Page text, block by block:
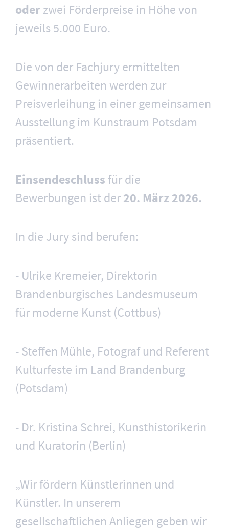
oderzwei Förderpreise in Höhe von
jeweils 5.000 Euro.
Die von der Fachjury ermittelten
Gewinnerarbeiten werden zur
Preisverleihung in einer gemeinsamen
Ausstellung im Kunstraum Potsdam
präsentiert.
Einsendeschluss für die
Bewerbungen ist der20. März 2026.
In die Jury sind berufen:
- Ulrike Kremeier, Direktorin
Brandenburgisches Landesmuseum
für moderne Kunst (Cottbus)
- Steffen Mühle, Fotograf und Referent
Kulturfeste im Land Brandenburg
(Potsdam)
- Dr. Kristina Schrei, Kunsthistorikerin
und Kuratorin (Berlin)
„Wir fördern Künstlerinnen und
Künstler. In unserem
gesellschaftlichen Anliegen geben wir